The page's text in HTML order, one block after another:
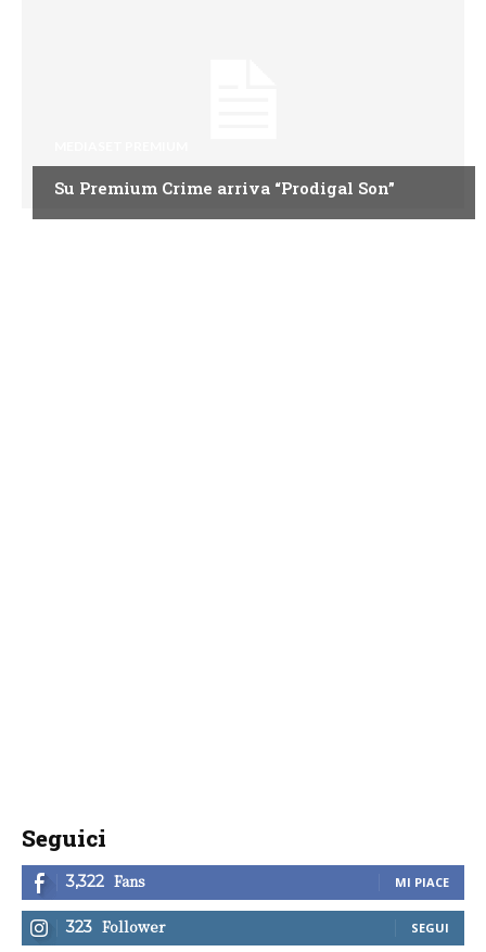
Su Premium Crime arriva “Prodigal Son”
Seguici
3,322 Fans MI PIACE
323 Follower SEGUI